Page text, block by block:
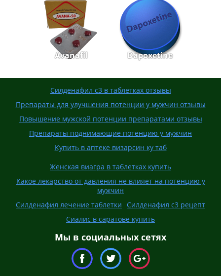
Avanafil Dapoxetine
Силденафил с3 в таблетках отзывы
Препараты для улучшения потенции у мужчин отзывы
Повышение мужской потенции препаратами отзывы
Препараты поднимающие потенцию у мужчин
Купить в аптеке визарсин ку таб
Женская виагра в таблетках купить
Какое лекарство от давления не влияет на потенцию у
мужчин
Силденафил лечение таблетки Силденафил с3 рецепт
Сиалис в саратове купить
Мы в социальных сетях